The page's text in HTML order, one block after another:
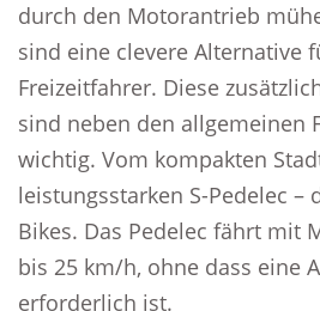
durch den Motorantrieb
sind eine clevere Alternative
Freizeitfahrer. Diese
sind neben den allgemeinen
wichtig. Vom kompakten
leistungsstarken S-Pedelec –
Bikes. Das Pedelec fährt mit
bis 25 km/h, ohne dass eine
erforderlich ist.